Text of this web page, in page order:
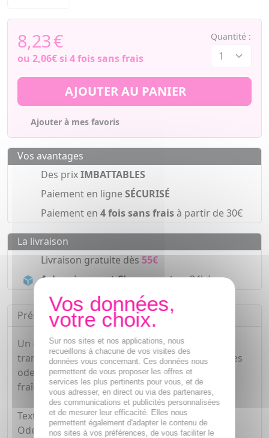
8,23€
ou 2,06€si 4 fois sans frais
Quantité :
AJOUTER AU PANIER
Ajouter à mes favoris
Vos avantages
Des prixIMBATTABLES
Paiement en ligneSÉCURISÉ
Paiement en 4 fois sans fraisà partir de 30€
La livraison
Livraison gratuite dès 55€
Acheminement Chronoposten 24h*
Présentation
Un déodorant aux probiotiques qui régule la
transpiration, absorbe l'humidité et neutralise les
odeurs efficacement, pour une sensation de
fraîcheur tout au long de la journée !
Texture douce et hydratante.
Odeur fraîche.
Sur nos sites et nos applications, nous
recueillons à chacune de vos visites des
données vous concernant. Ces données nous
permettent de vous proposer les offres et
services les plus pertinents pour vous, et de
vous adresser, en direct ou via des partenaires,
des communications et publicités personnalisées
et de mesurer leur efficacité. Elles nous
permettent également d'adapter le contenu de
nos sites à vos préférences, de vous faciliter le